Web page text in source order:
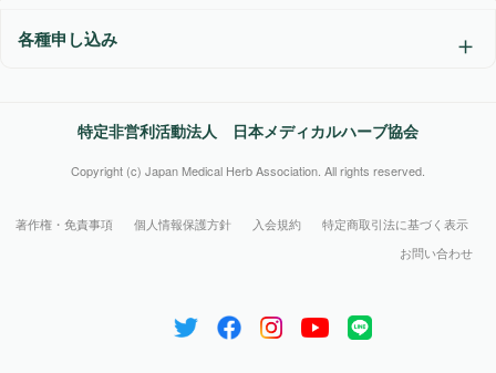
各種申し込み
特定非営利活動法人 日本メディカルハーブ協会
Copyright (c) Japan Medical Herb Association. All rights reserved.
著作権・免責事項 個人情報保護方針 入会規約
特定商取引法に基づく表示
お問い合わせ